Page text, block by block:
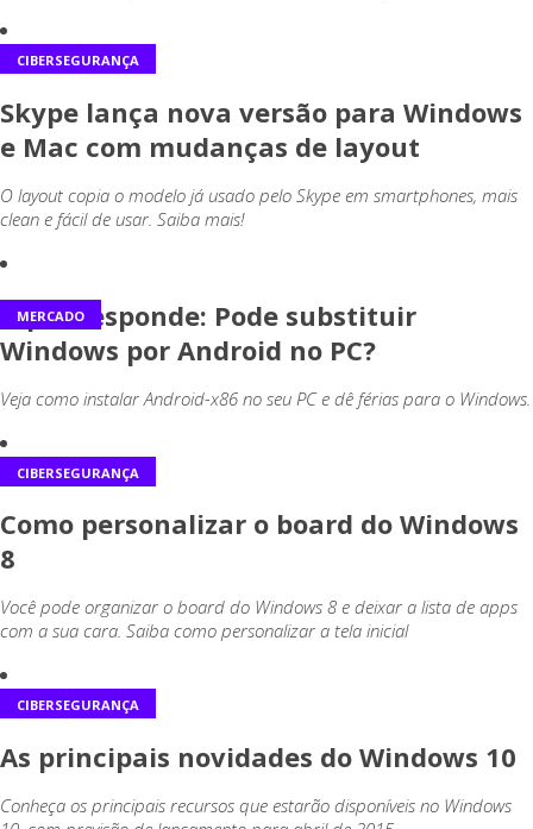
CIBERSEGURANÇA
Skype lança nova versão para Windows
e Mac com mudanças de layout
O layout copia o modelo já usado pelo Skype em smartphones, mais
clean e fácil de usar. Saiba mais!
MERCADO
Kiper responde: Pode substituir
Windows por Android no PC?
Veja como instalar Android-x86 no seu PC e dê férias para o Windows.
CIBERSEGURANÇA
Como personalizar o board do Windows
8
Você pode organizar o board do Windows 8 e deixar a lista de apps
com a sua cara. Saiba como personalizar a tela inicial
CIBERSEGURANÇA
As principais novidades do Windows 10
Conheça os principais recursos que estarão disponíveis no Windows